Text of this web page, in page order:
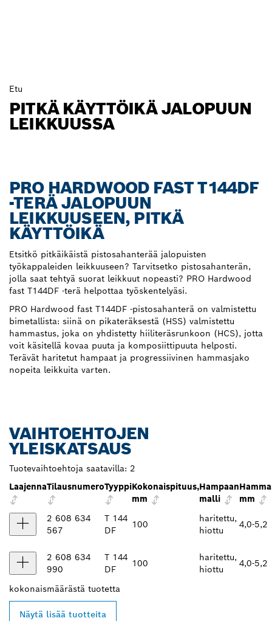
Etu
PITKÄ KÄYTTÖIKÄ JALOPUUN
LEIKKUUSSA
PRO HARDWOOD FAST T144DF
-TERÄ JALOPUUN
LEIKKUUSEEN, PITKÄ
KÄYTTÖIKÄ
Etsitkö pitkäikäistä pistosahanterää jalopuisten
työkappaleiden leikkuuseen? Tarvitsetko pistosahanterän,
jolla saat tehtyä suorat leikkuut nopeasti? PRO Hardwood
fast T144DF -terä helpottaa työskentelyäsi.
PRO Hardwood fast T144DF -pistosahanterä on valmistettu
bimetallista: siinä on pikateräksestä (HSS) valmistettu
hammastus, joka on yhdistetty hiiliteräsrunkoon (HCS), jotta
voit käsitellä kovaa puuta ja komposiittipuuta helposti.
Terävät haritetut hampaat ja progressiivinen hammasjako
nopeita leikkuita varten.
VAIHTOEHTOJEN
YLEISKATSAUS
Tuotevaihtoehtoja saatavilla: 2
LaajennaTilausnumeroTyyppiKokonaispituus,
mm
Hampaan
malli
mm
2 608 634
567
T 144
DF
100
haritettu,
hiottu
4,0-5,2
2 608 634
990
T 144
DF
100
haritettu,
hiottu
4,0-5,2
kokonaismäärästä tuotetta
Näytä lisää tuotteita